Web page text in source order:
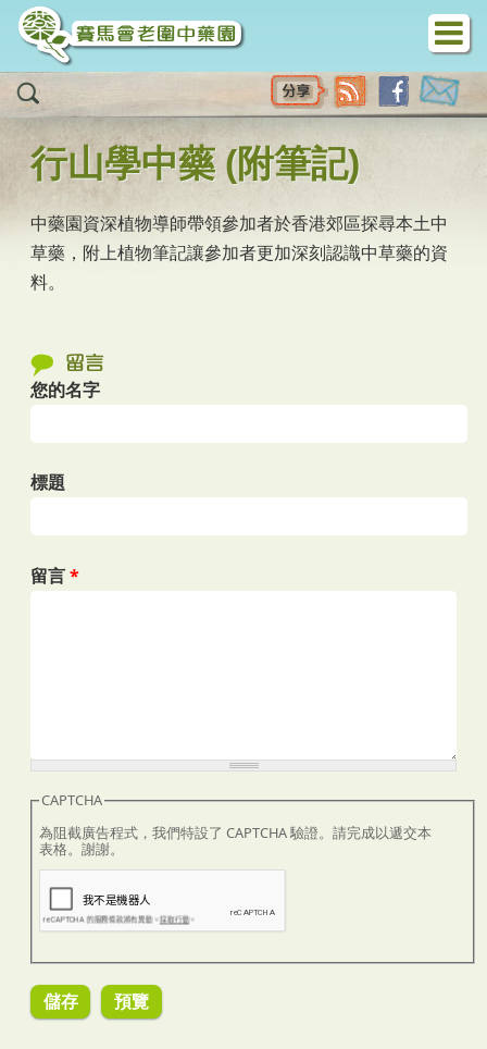
移至主內容
行山學中藥 (附筆記)
中藥園資深植物導師帶領參加者於香港郊區探尋本土中
草藥，附上植物筆記讓參加者更加深刻認識中草藥的資
料。
您的名字
標題
留言*
CAPTCHA
為阻截廣告程式，我們特設了 CAPTCHA 驗證。請完成以遞交本
表格。謝謝。